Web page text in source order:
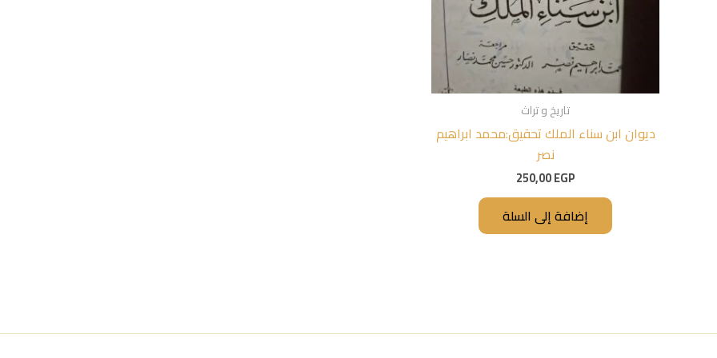
تاريخ و تراث
ديوان ابن سناء الملك تحقيق:محمد ابراهيم
نصر
250,00EGP
إضافة إلى السلة